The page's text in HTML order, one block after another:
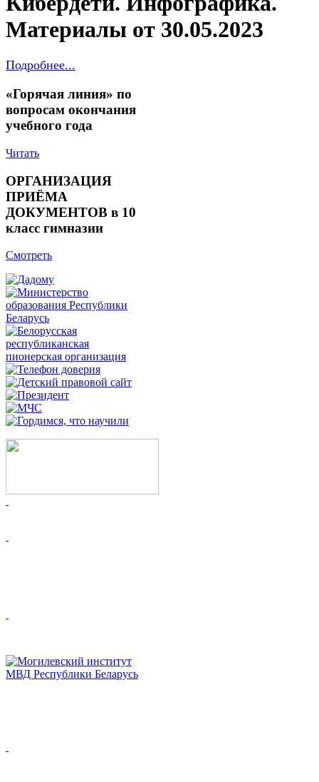
Материалы от 30.05.2023
Подробнее...
«Горячая линия» по
вопросам окончания
учебного года
Читать
ОРГАНИЗАЦИЯ
ПРИЁМА
ДОКУМЕНТОВ в 10
класс гимназии
Смотреть